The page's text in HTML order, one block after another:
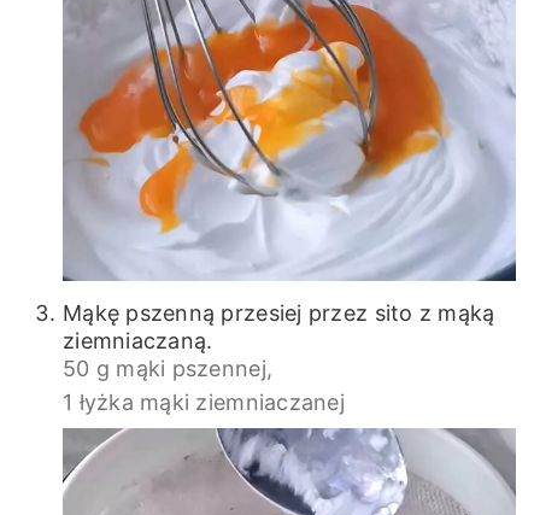
Mąkę pszenną przesiej przez sito z mąką
ziemniaczaną.
50 g mąki pszennej,
1 łyżka mąki ziemniaczanej